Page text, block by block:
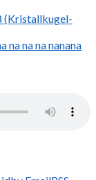
(Kristallkugel-
na na na nanana